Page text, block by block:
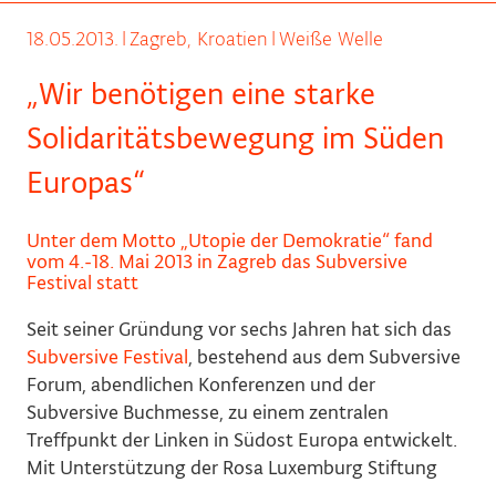
18.05.2013. |Zagreb, Kroatien |Weiße Welle
„Wir benötigen eine starke
Solidaritätsbewegung im Süden
Europas“
Unter dem Motto „Utopie der Demokratie“ fand
vom 4.-18. Mai 2013 in Zagreb das Subversive
Festival statt
Seit seiner Gründung vor sechs Jahren hat sich das
Subversive Festival, bestehend aus dem Subversive
Forum, abendlichen Konferenzen und der
Subversive Buchmesse, zu einem zentralen
Treffpunkt der Linken in Südost Europa entwickelt.
Mit Unterstützung der Rosa Luxemburg Stiftung